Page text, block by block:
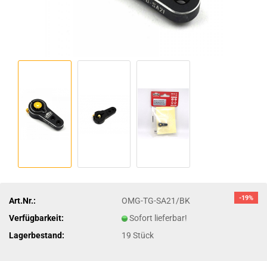
-19%
Art.Nr.:
OMG-TG-SA21/BK
Verfügbarkeit:
Sofort lieferbar!
Lagerbestand:
19Stück